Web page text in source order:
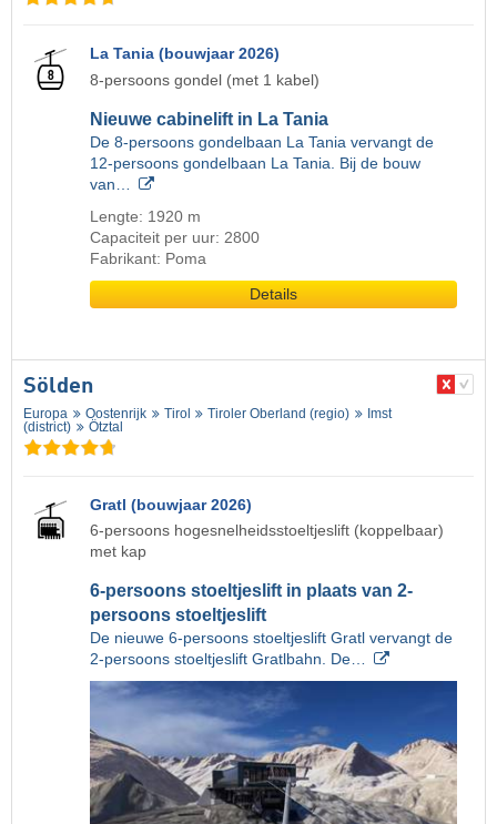
La Tania (bouwjaar 2026)
8-persoons gondel (met 1 kabel)
Nieuwe cabinelift in La Tania
De 8-persoons gondelbaan La Tania vervangt de
12-persoons gondelbaan La Tania. Bij de bouw
van…
Lengte: 1920 m
Capaciteit per uur: 2800
Fabrikant: Poma
Details
Sölden
Europa Oostenrijk Tirol Tiroler Oberland (regio)
Imst
(district)
Ötztal
Gratl (bouwjaar 2026)
6-persoons hogesnelheidsstoeltjeslift (koppelbaar)
met kap
6-persoons stoeltjeslift in plaats van 2-
persoons stoeltjeslift
De nieuwe 6-persoons stoeltjeslift Gratl vervangt de
2-persoons stoeltjeslift Gratlbahn. De…